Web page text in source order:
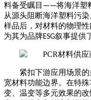
料备受瞩目 ——将海洋塑
从源头阻断海洋塑料污
样品后，对材料的物理
为其为品牌ESG叙事提供
紧扣下游应用场景
宽材料功能边界。在特
变、温变等多元效果的